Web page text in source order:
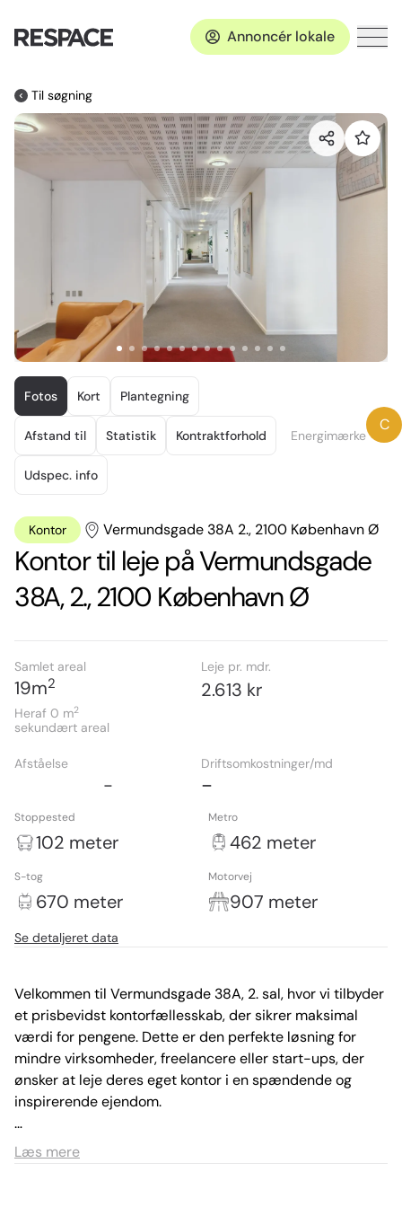
Annoncér lokale
Til søgning
Item
of
14
Fotos Kort Plantegning
Afstand til Statistik Kontraktforhold
Udspec. info
Energimærke
C
Kontor Vermundsgade 38A 2., 2100 København Ø
Kontor til leje på Vermundsgade
38A, 2., 2100 København Ø
Samlet areal
19m2
Heraf 0 m2
sekundært areal
Leje pr. mdr.
2.613 kr
Afståelse
-
Driftsomkostninger/md
-
Stoppested
102 meter
Metro
462 meter
S-tog
670 meter
Motorvej
907 meter
Se detaljeret data
Velkommen til Vermundsgade 38A, 2. sal, hvor vi tilbyder
et prisbevidst kontorfællesskab, der sikrer maksimal
værdi for pengene. Dette er den perfekte løsning for
mindre virksomheder, freelancere eller start-ups, der
ønsker at leje deres eget kontor i en spændende og
inspirerende ejendom.
Her får I mulighed for at leje jeres eget private kontor og
Læs mere